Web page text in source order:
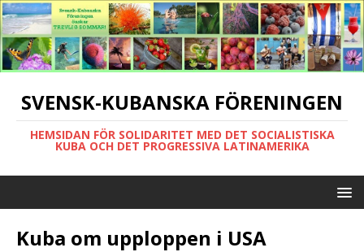
SVENSK-KUBANSKA FÖRENINGEN
HEMSIDAN FÖR SOLIDARITET MED DET SOCIALISTISKA
KUBA OCH DET PROGRESSIVA LATINAMERIKA
Kuba om upploppen i USA